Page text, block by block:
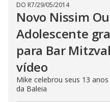
DO R7/29/05/2014
Novo Nissim
Adolescente
para Bar
vídeo
Mike celebrou seus 13
da Baleia